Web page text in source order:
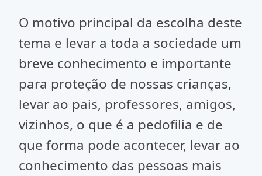
O motivo principal da escolha deste
tema e levar a toda a sociedade um
breve conhecimento e importante
para proteção de nossas crianças,
levar ao pais, professores, amigos,
vizinhos, o que é a pedofilia e de
que forma pode acontecer, levar ao
conhecimento das pessoas mais